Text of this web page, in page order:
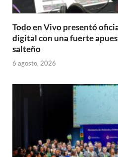
Todo en Vivo presentó
digital con una fuerte
salteño
6 agosto, 2026